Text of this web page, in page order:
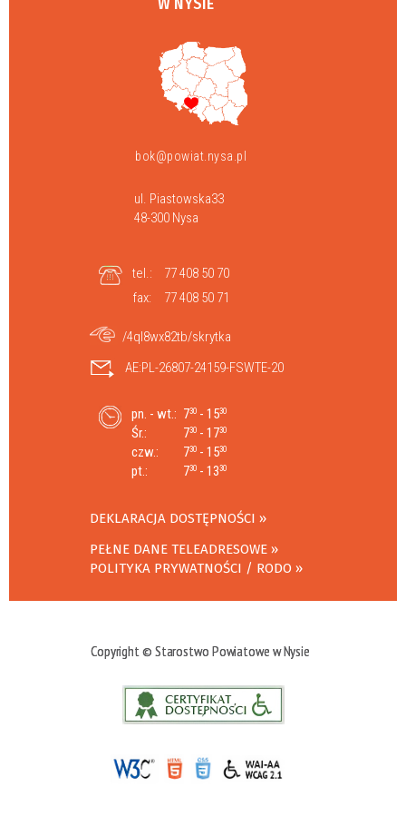
bok@powiat.nysa.pl
ul. Piastowska33
48-300 Nysa
tel.:
77 408 50 70
fax:
77 408 50 71
/4ql8wx82tb/skrytka
AE:PL-26807-24159-FSWTE-20
pn. - wt.: 730 - 1530
Śr.: 730 - 1730
czw.: 730 - 1530
pt.: 730 - 1330
DEKLARACJA DOSTĘPNOŚCI
PEŁNE DANE TELEADRESOWE
POLITYKA PRYWATNOŚCI / RODO
Copyright © Starostwo Powiatowe w Nysie